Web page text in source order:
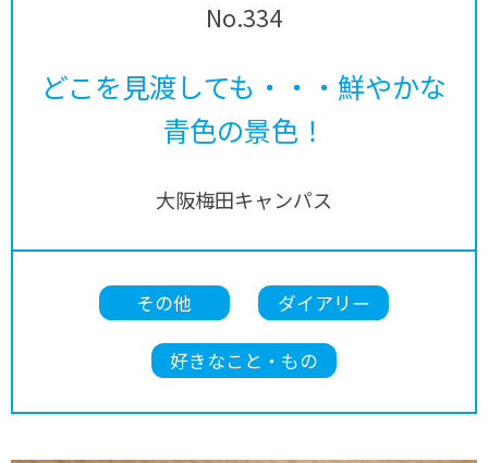
No.334
どこを見渡しても・・・鮮やかな
青色の景色！
大阪梅田キャンパス
その他 ダイアリー
好きなこと・もの